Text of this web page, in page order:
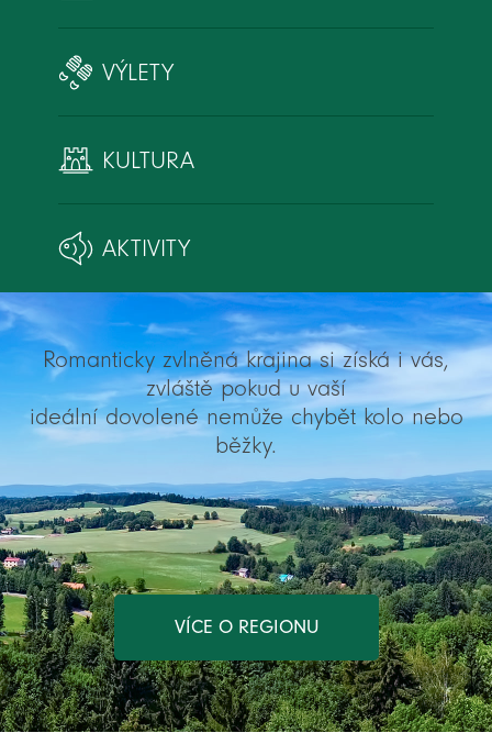
VÝLETY
KULTURA
AKTIVITY
Romanticky zvlněná krajina si získá i vás,
zvláště pokud u vaší
ideální dovolené nemůže chybět kolo nebo
běžky.
VÍCE O REGIONU